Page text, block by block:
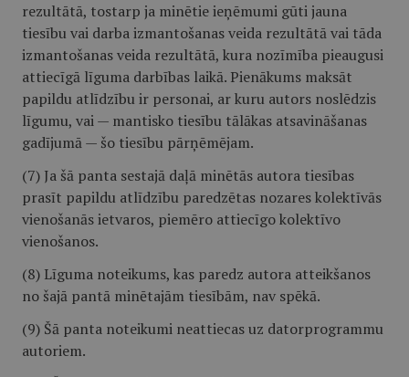
rezultātā, tostarp ja minētie ieņēmumi gūti jauna
tiesību vai darba izmantošanas veida rezultātā vai tāda
izmantošanas veida rezultātā, kura nozīmība pieaugusi
attiecīgā līguma darbības laikā. Pienākums maksāt
papildu atlīdzību ir personai, ar kuru autors noslēdzis
līgumu, vai — mantisko tiesību tālākas atsavināšanas
gadījumā — šo tiesību pārņēmējam.
(7) Ja šā panta sestajā daļā minētās autora tiesības
prasīt papildu atlīdzību paredzētas nozares kolektīvās
vienošanās ietvaros, piemēro attiecīgo kolektīvo
vienošanos.
(8) Līguma noteikums, kas paredz autora atteikšanos
no šajā pantā minētajām tiesībām, nav spēkā.
(9) Šā panta noteikumi neattiecas uz datorprogrammu
autoriem.